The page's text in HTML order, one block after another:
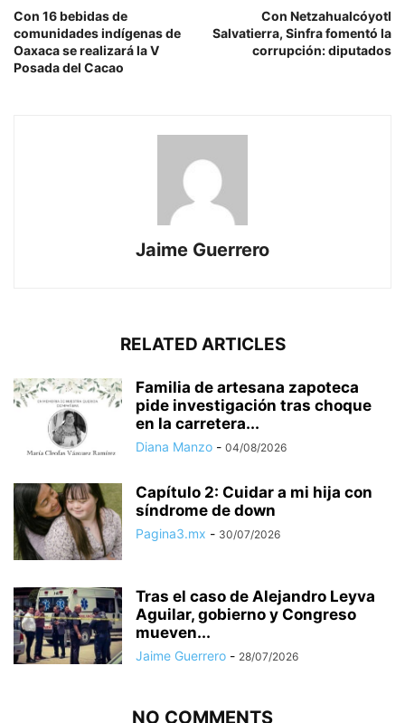
Con 16 bebidas de
comunidades indígenas de
Oaxaca se realizará la V
Posada del Cacao
Con Netzahualcóyotl
Salvatierra, Sinfra fomentó la
corrupción: diputados
Jaime Guerrero
RELATED ARTICLES
Familia de artesana zapoteca
pide investigación tras choque
en la carretera...
Diana Manzo - 04/08/2026
Capítulo 2: Cuidar a mi hija con
síndrome de down
Pagina3.mx - 30/07/2026
Tras el caso de Alejandro Leyva
Aguilar, gobierno y Congreso
mueven...
Jaime Guerrero - 28/07/2026
NO COMMENTS